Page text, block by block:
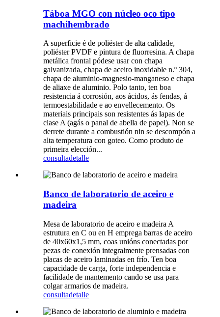
Táboa MGO con núcleo oco tipo
machihembrado
A superficie é de poliéster de alta calidade,
poliéster PVDF e pintura de fluorresina. A chapa
metálica frontal pódese usar con chapa
galvanizada, chapa de aceiro inoxidable n.º 304,
chapa de aluminio-magnesio-manganeso e chapa
de aliaxe de aluminio. Polo tanto, ten boa
resistencia á corrosión, aos ácidos, ás fendas, á
termoestabilidade e ao envellecemento. Os
materiais principais son resistentes ás lapas de
clase A (agás o panal de abella de papel). Non se
derrete durante a combustión nin se descompón a
alta temperatura con goteo. Como produto de
primeira elección...
consultadetalle
Banco de laboratorio de aceiro e
madeira
Mesa de laboratorio de aceiro e madeira A
estrutura en C ou en H emprega barras de aceiro
de 40x60x1,5 mm, coas unións conectadas por
pezas de conexión integralmente prensadas con
placas de aceiro laminadas en frío. Ten boa
capacidade de carga, forte independencia e
facilidade de mantemento cando se usa para
colgar armarios de madeira.
consultadetalle